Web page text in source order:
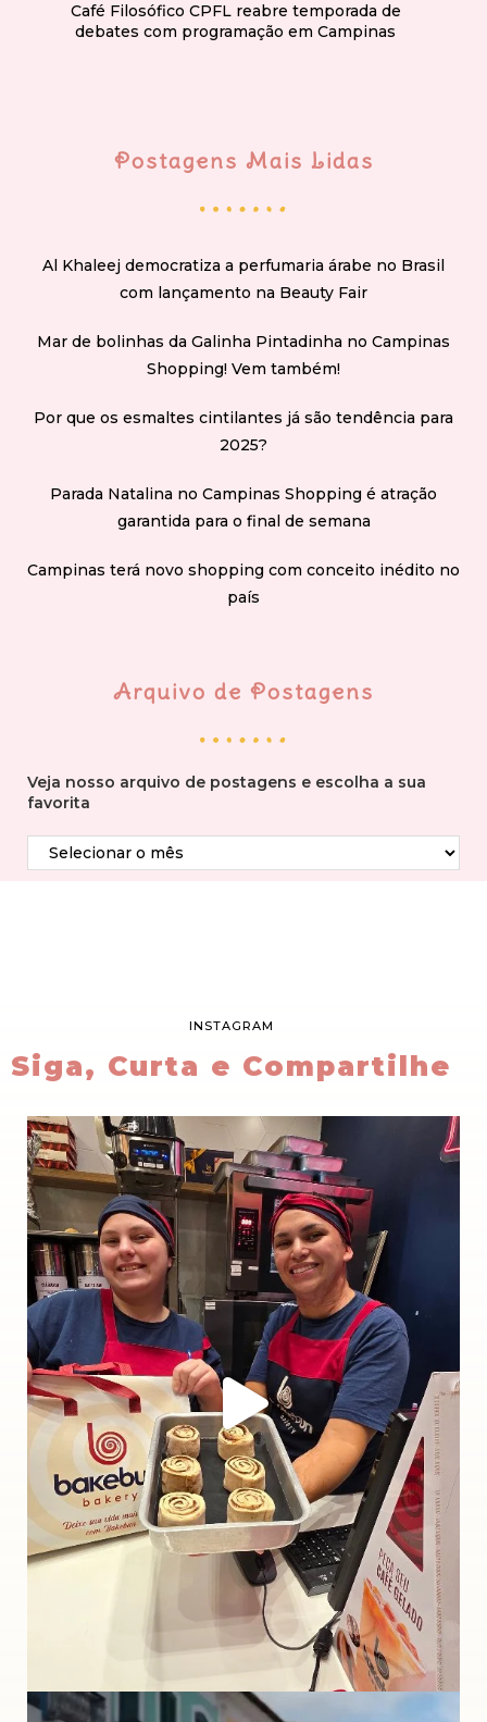
Café Filosófico CPFL reabre temporada de
debates com programação em Campinas
Postagens Mais Lidas
Al Khaleej democratiza a perfumaria árabe no Brasil
com lançamento na Beauty Fair
Mar de bolinhas da Galinha Pintadinha no Campinas
Shopping! Vem também!
Por que os esmaltes cintilantes já são tendência para
2025?
Parada Natalina no Campinas Shopping é atração
garantida para o final de semana
Campinas terá novo shopping com conceito inédito no
país
Arquivo de Postagens
Veja nosso arquivo de postagens e escolha a sua
favorita
INSTAGRAM
Siga, Curta e Compartilhe